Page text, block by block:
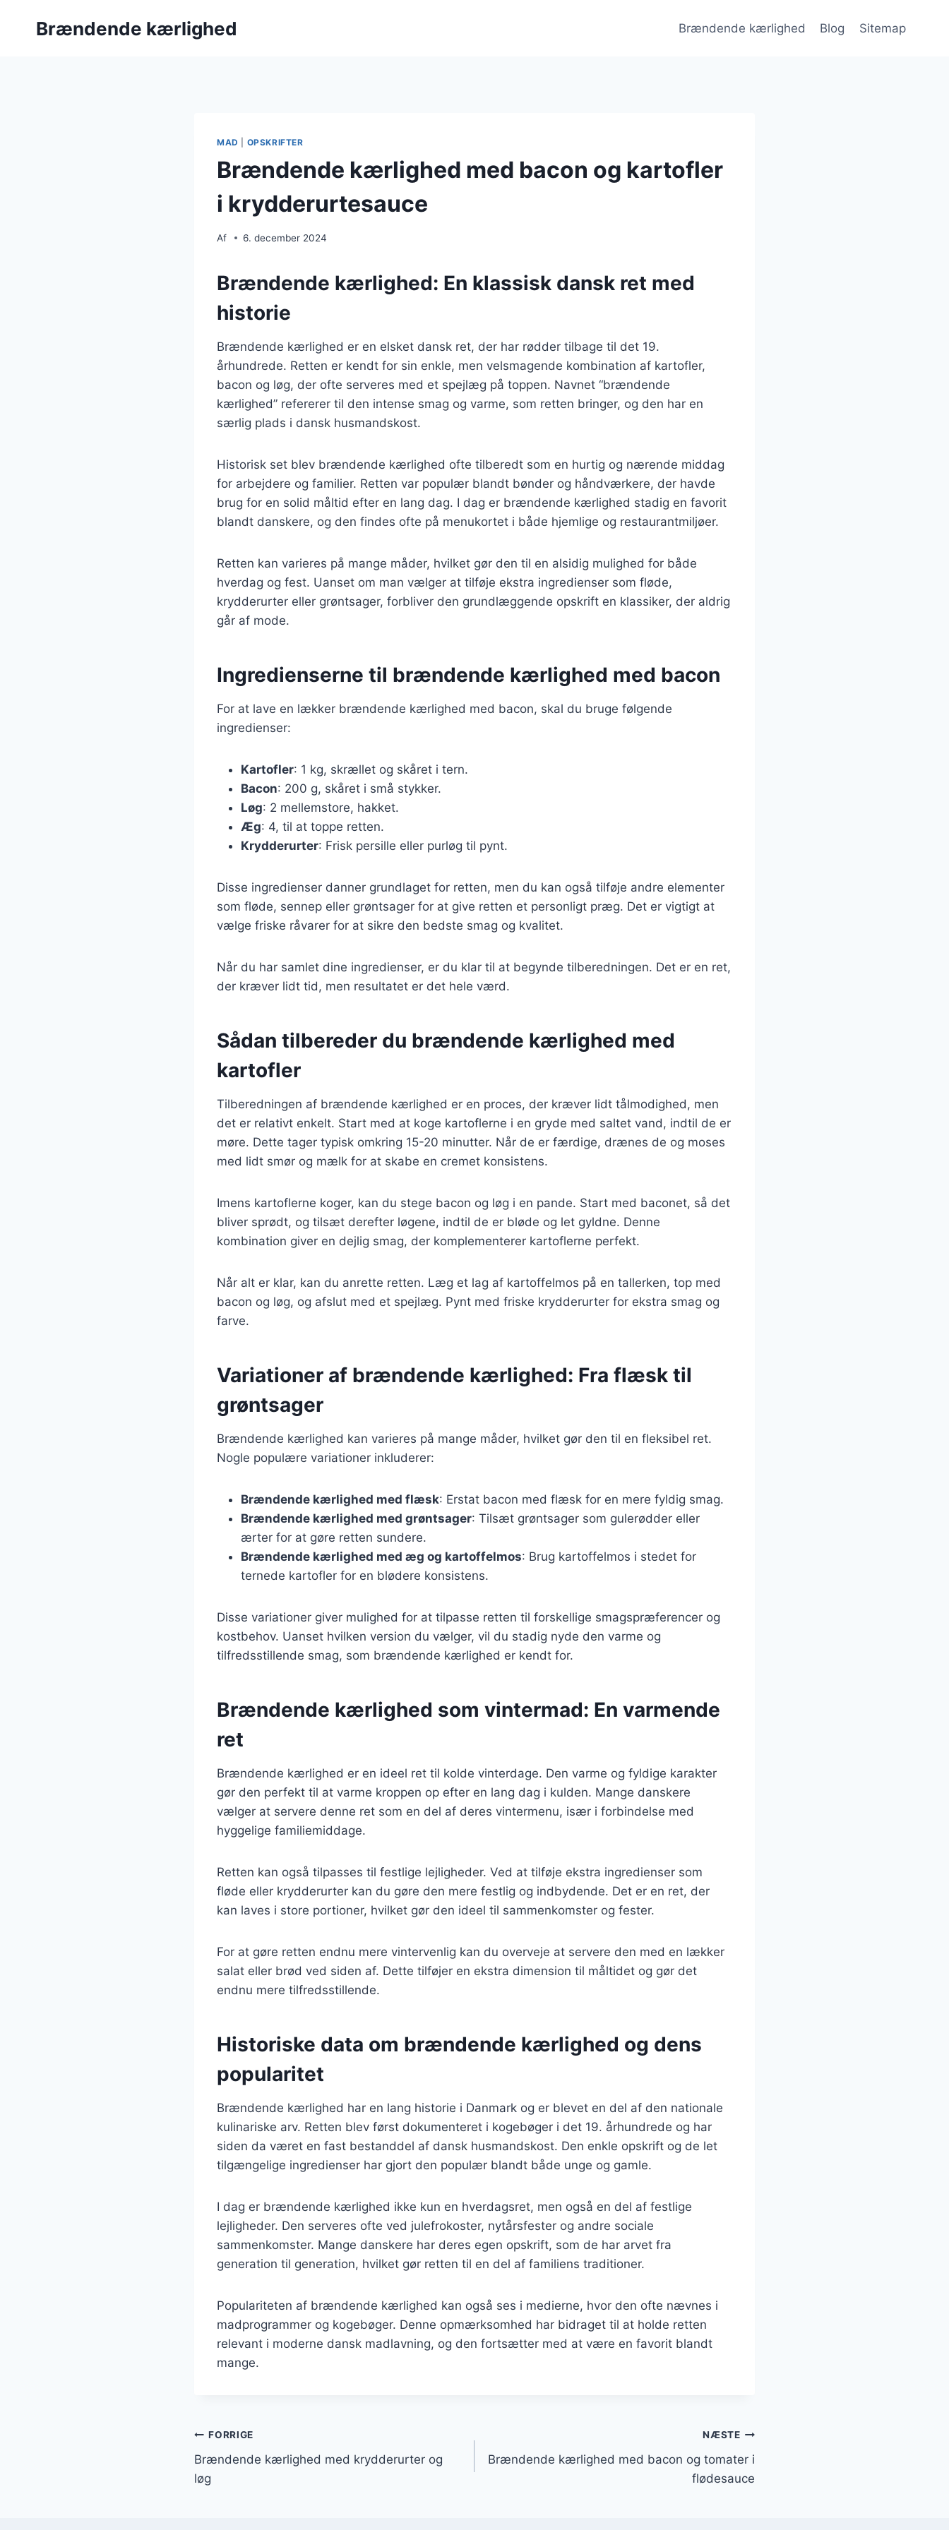
Brændende kærlighed Brændende kærlighed Blog Sitemap
MAD OPSKRIFTER
Brændende kærlighed med bacon og kartofler
i krydderurtesauce
Af 6. december 2024
Brændende kærlighed: En klassisk dansk ret med
historie
Brændende kærlighed er en elsket dansk ret, der har rødder tilbage til det 19.
århundrede. Retten er kendt for sin enkle, men velsmagende kombination af kartofler,
bacon og løg, der ofte serveres med et spejlæg på toppen. Navnet “brændende
kærlighed” refererer til den intense smag og varme, som retten bringer, og den har en
særlig plads i dansk husmandskost.
Historisk set blev brændende kærlighed ofte tilberedt som en hurtig og nærende middag
for arbejdere og familier. Retten var populær blandt bønder og håndværkere, der havde
brug for en solid måltid efter en lang dag. I dag er brændende kærlighed stadig en favorit
blandt danskere, og den findes ofte på menukortet i både hjemlige og restaurantmiljøer.
Retten kan varieres på mange måder, hvilket gør den til en alsidig mulighed for både
hverdag og fest. Uanset om man vælger at tilføje ekstra ingredienser som fløde,
krydderurter eller grøntsager, forbliver den grundlæggende opskrift en klassiker, der aldrig
går af mode.
Ingredienserne til brændende kærlighed med bacon
For at lave en lækker brændende kærlighed med bacon, skal du bruge følgende
ingredienser:
Kartofler: 1 kg, skrællet og skåret i tern.
Bacon: 200 g, skåret i små stykker.
Løg: 2 mellemstore, hakket.
Æg: 4, til at toppe retten.
Krydderurter: Frisk persille eller purløg til pynt.
Disse ingredienser danner grundlaget for retten, men du kan også tilføje andre elementer
som fløde, sennep eller grøntsager for at give retten et personligt præg. Det er vigtigt at
vælge friske råvarer for at sikre den bedste smag og kvalitet.
Når du har samlet dine ingredienser, er du klar til at begynde tilberedningen. Det er en ret,
der kræver lidt tid, men resultatet er det hele værd.
Sådan tilbereder du brændende kærlighed med
kartofler
Tilberedningen af brændende kærlighed er en proces, der kræver lidt tålmodighed, men
det er relativt enkelt. Start med at koge kartoflerne i en gryde med saltet vand, indtil de er
møre. Dette tager typisk omkring 15-20 minutter. Når de er færdige, drænes de og moses
med lidt smør og mælk for at skabe en cremet konsistens.
Imens kartoflerne koger, kan du stege bacon og løg i en pande. Start med baconet, så det
bliver sprødt, og tilsæt derefter løgene, indtil de er bløde og let gyldne. Denne
kombination giver en dejlig smag, der komplementerer kartoflerne perfekt.
Når alt er klar, kan du anrette retten. Læg et lag af kartoffelmos på en tallerken, top med
bacon og løg, og afslut med et spejlæg. Pynt med friske krydderurter for ekstra smag og
farve.
Variationer af brændende kærlighed: Fra flæsk til
grøntsager
Brændende kærlighed kan varieres på mange måder, hvilket gør den til en fleksibel ret.
Nogle populære variationer inkluderer:
Brændende kærlighed med flæsk: Erstat bacon med flæsk for en mere fyldig smag.
Brændende kærlighed med grøntsager: Tilsæt grøntsager som gulerødder eller
ærter for at gøre retten sundere.
Brændende kærlighed med æg og kartoffelmos: Brug kartoffelmos i stedet for
ternede kartofler for en blødere konsistens.
Disse variationer giver mulighed for at tilpasse retten til forskellige smagspræferencer og
kostbehov. Uanset hvilken version du vælger, vil du stadig nyde den varme og
tilfredsstillende smag, som brændende kærlighed er kendt for.
Brændende kærlighed som vintermad: En varmende
ret
Brændende kærlighed er en ideel ret til kolde vinterdage. Den varme og fyldige karakter
gør den perfekt til at varme kroppen op efter en lang dag i kulden. Mange danskere
vælger at servere denne ret som en del af deres vintermenu, især i forbindelse med
hyggelige familiemiddage.
Retten kan også tilpasses til festlige lejligheder. Ved at tilføje ekstra ingredienser som
fløde eller krydderurter kan du gøre den mere festlig og indbydende. Det er en ret, der
kan laves i store portioner, hvilket gør den ideel til sammenkomster og fester.
For at gøre retten endnu mere vintervenlig kan du overveje at servere den med en lækker
salat eller brød ved siden af. Dette tilføjer en ekstra dimension til måltidet og gør det
endnu mere tilfredsstillende.
Historiske data om brændende kærlighed og dens
popularitet
Brændende kærlighed har en lang historie i Danmark og er blevet en del af den nationale
kulinariske arv. Retten blev først dokumenteret i kogebøger i det 19. århundrede og har
siden da været en fast bestanddel af dansk husmandskost. Den enkle opskrift og de let
tilgængelige ingredienser har gjort den populær blandt både unge og gamle.
I dag er brændende kærlighed ikke kun en hverdagsret, men også en del af festlige
lejligheder. Den serveres ofte ved julefrokoster, nytårsfester og andre sociale
sammenkomster. Mange danskere har deres egen opskrift, som de har arvet fra
generation til generation, hvilket gør retten til en del af familiens traditioner.
Populariteten af brændende kærlighed kan også ses i medierne, hvor den ofte nævnes i
madprogrammer og kogebøger. Denne opmærksomhed har bidraget til at holde retten
relevant i moderne dansk madlavning, og den fortsætter med at være en favorit blandt
mange.
Indlægsnavigation
FORRIGE
Brændende kærlighed med krydderurter og
løg
NÆSTE
Brændende kærlighed med bacon og tomater i
flødesauce